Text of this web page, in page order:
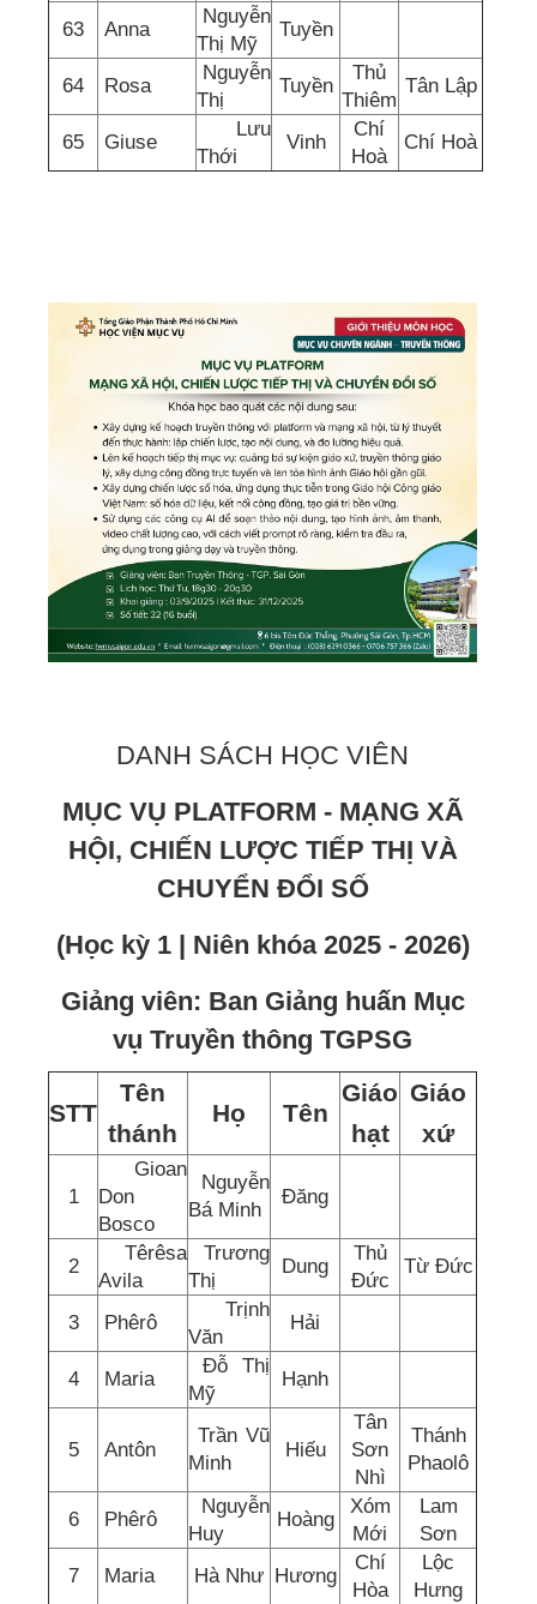
63 Anna
Nguyễn
Thị Mỹ
Tuyền
64 Rosa
Nguyễn
Thị
Tuyền
Thủ
Thiêm
Tân Lập
65 Giuse
Lưu
Thới
Vinh
Chí
Hoà
Chí Hoà
DANH SÁCH HỌC VIÊN
MỤC VỤ PLATFORM - MẠNG XÃ
HỘI, CHIẾN LƯỢC TIẾP THỊ VÀ
CHUYỂN ĐỔI SỐ
(Học kỳ 1 | Niên khóa 2025 - 2026)
Giảng viên: Ban Giảng huấn Mục
vụ Truyền thông TGPSG
STT
Tên
thánh
Họ Tên
Giáo
hạt
Giáo
xứ
1
Gioan
Don
Bosco
Nguyễn
Bá Minh
Đăng
2
Têrêsa
Avila
Trương
Thị
Dung
Thủ
Đức
Từ Đức
3 Phêrô
Trịnh
Văn
Hải
4 Maria
Đỗ Thị
Mỹ
Hạnh
5 Antôn
Trần Vũ
Minh
Hiếu
Tân
Sơn
Nhì
Thánh
Phaolô
6 Phêrô
Nguyễn
Huy
Hoàng
Xóm
Mới
Lam
Sơn
7
Maria Hà Như Hương
Chí
Hòa
Lộc
Hưng